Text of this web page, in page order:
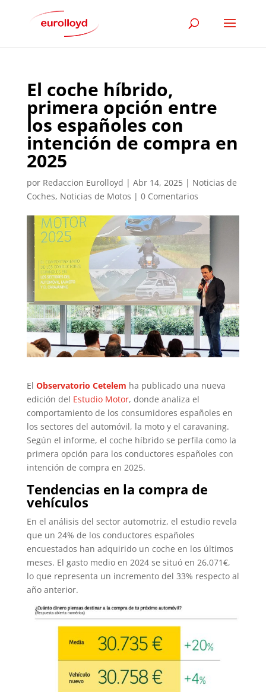
El coche híbrido,
primera opción entre
los españoles con
intención de compra en
2025
por Redaccion Eurolloyd | Abr 14, 2025| Noticias de
Coches, Noticias de Motos | 0 Comentarios
El Observatorio Cetelem ha publicado una nueva
edición del Estudio Motor, donde analiza el
comportamiento de los consumidores españoles en
los sectores del automóvil, la moto y el caravaning.
Según el informe, el coche híbrido se perfila como la
primera opción para los conductores españoles con
intención de compra en 2025.
Tendencias en la compra de
vehículos
En el análisis del sector automotriz, el estudio revela
que un 24% de los conductores españoles
encuestados han adquirido un coche en los últimos
meses. El gasto medio en 2024 se situó en 26.071€,
lo que representa un incremento del 33% respecto al
año anterior.